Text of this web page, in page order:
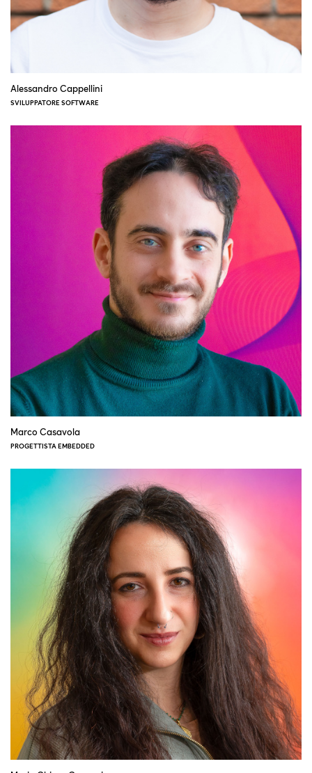
Alessandro Cappellini
SVILUPPATORE SOFTWARE
Marco Casavola
PROGETTISTA EMBEDDED